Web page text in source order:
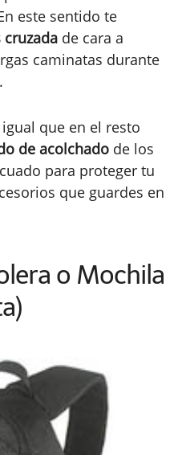
este sentido te
cruzada de cara a
caminatas durante
que en el resto
de acolchado de los
para proteger tu
que guardes en
o Mochila